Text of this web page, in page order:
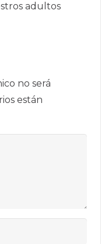
adultos
no será
están